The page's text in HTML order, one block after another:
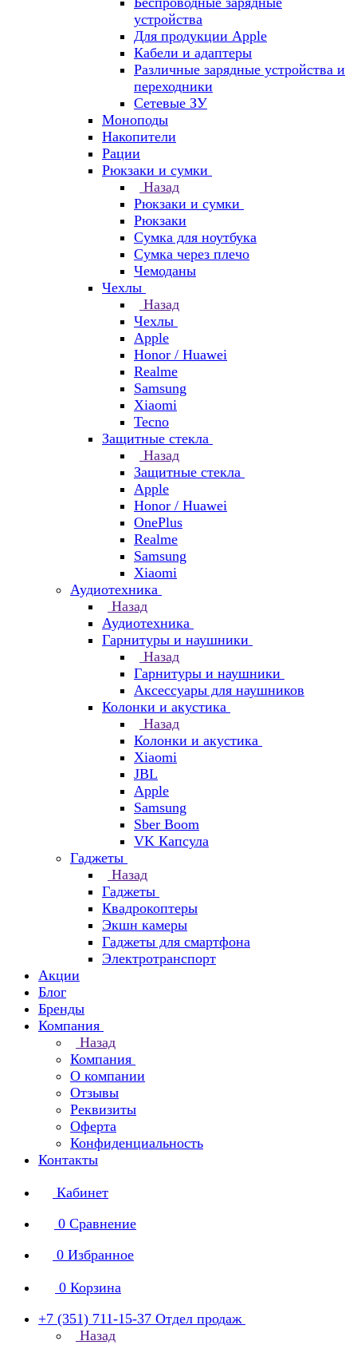
устройства
Для продукции Apple
Кабели и адаптеры
Различные зарядные устройства и
переходники
Сетевые ЗУ
Моноподы
Накопители
Рации
Рюкзаки и сумки
Назад
Рюкзаки и сумки
Рюкзаки
Сумка для ноутбука
Сумка через плечо
Чемоданы
Чехлы
Назад
Чехлы
Apple
Honor / Huawei
Realme
Samsung
Xiaomi
Tecno
Защитные стекла
Назад
Защитные стекла
Apple
Honor / Huawei
OnePlus
Realme
Samsung
Xiaomi
Аудиотехника
Назад
Аудиотехника
Гарнитуры и наушники
Назад
Гарнитуры и наушники
Аксессуары для наушников
Колонки и акустика
Назад
Колонки и акустика
Xiaomi
JBL
Apple
Samsung
Sber Boom
VK Капсула
Гаджеты
Назад
Гаджеты
Квадрокоптеры
Экшн камеры
Гаджеты для смартфона
Электротранспорт
Акции
Блог
Бренды
Компания
Назад
Компания
О компании
Отзывы
Реквизиты
Оферта
Конфиденциальность
Контакты
Кабинет
0 Сравнение
0 Избранное
0 Корзина
+7 (351) 711-15-37 Отдел продаж
Назад